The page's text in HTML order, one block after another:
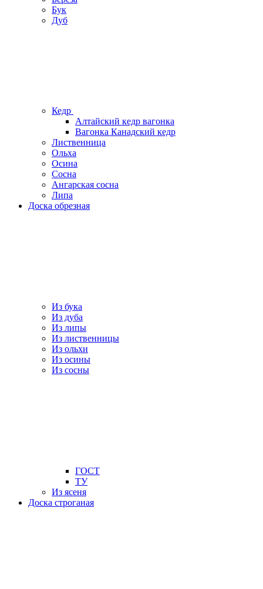
Бук
Дуб
Кедр
Алтайский кедр вагонка
Вагонка Канадский кедр
Лиственница
Ольха
Осина
Сосна
Ангарская сосна
Липа
Доска обрезная
Из бука
Из дуба
Из липы
Из лиственницы
Из ольхи
Из осины
Из сосны
ГОСТ
ТУ
Из ясеня
Доска строганая